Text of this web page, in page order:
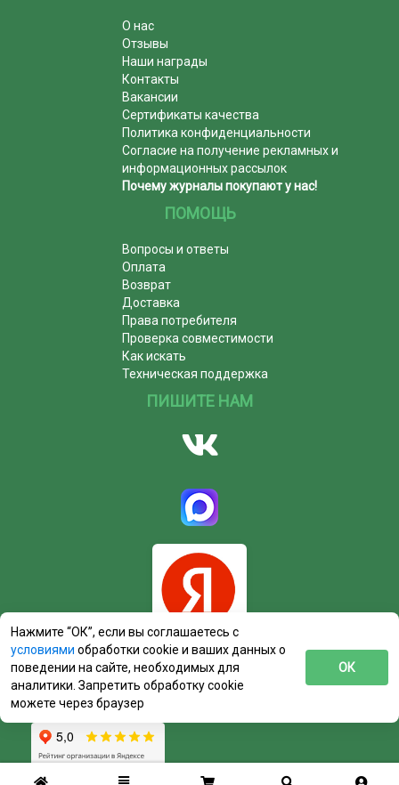
О нас
Отзывы
Наши награды
Контакты
Вакансии
Сертификаты качества
Политика конфиденциальности
Согласие на получение рекламных и
информационных рассылок
Почему журналы покупают у нас!
ПОМОЩЬ
Вопросы и ответы
Оплата
Возврат
Доставка
Права потребителя
Проверка совместимости
Как искать
Техническая поддержка
ПИШИТЕ НАМ
Нажмите “ОК”, если вы соглашаетесь с
условиями обработки cookie и ваших данных о
поведении на сайте, необходимых для
аналитики. Запретить обработку cookie
можете через браузер
ОК